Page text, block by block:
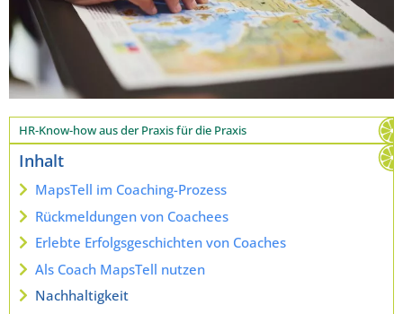
HR-Know-how aus der Praxis für die Praxis
Inhalt
MapsTell im Coaching-Prozess
Rückmeldungen von Coachees
Erlebte Erfolgsgeschichten von Coaches
Als Coach MapsTell nutzen
Nachhaltigkeit